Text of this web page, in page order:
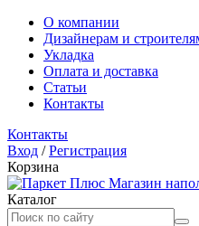
О компании
Дизайнерам и
Укладка
Оплата и доставка
Статьи
Контакты
Контакты
Вход /Регистрация
Корзина
Магазин
Каталог